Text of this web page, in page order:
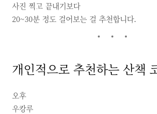
사진 찍고 끝내기보다
20~30분 정도 걸어보는 걸 추천합니다.
개인적으로 추천하는 산책
오후
우캉루